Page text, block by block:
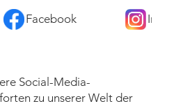
Facebook
Social-Media-
zu unserer Welt der